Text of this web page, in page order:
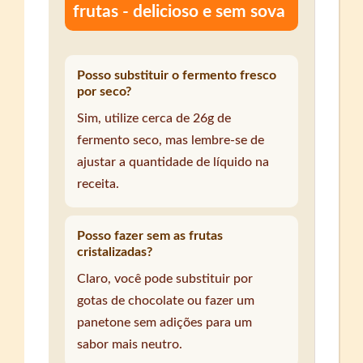
frutas - delicioso e sem sova
Posso substituir o fermento fresco
por seco?
Sim, utilize cerca de 26g de
fermento seco, mas lembre-se de
ajustar a quantidade de líquido na
receita.
Posso fazer sem as frutas
cristalizadas?
Claro, você pode substituir por
gotas de chocolate ou fazer um
panetone sem adições para um
sabor mais neutro.